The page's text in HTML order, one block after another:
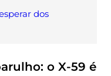
dos
o X-59 é